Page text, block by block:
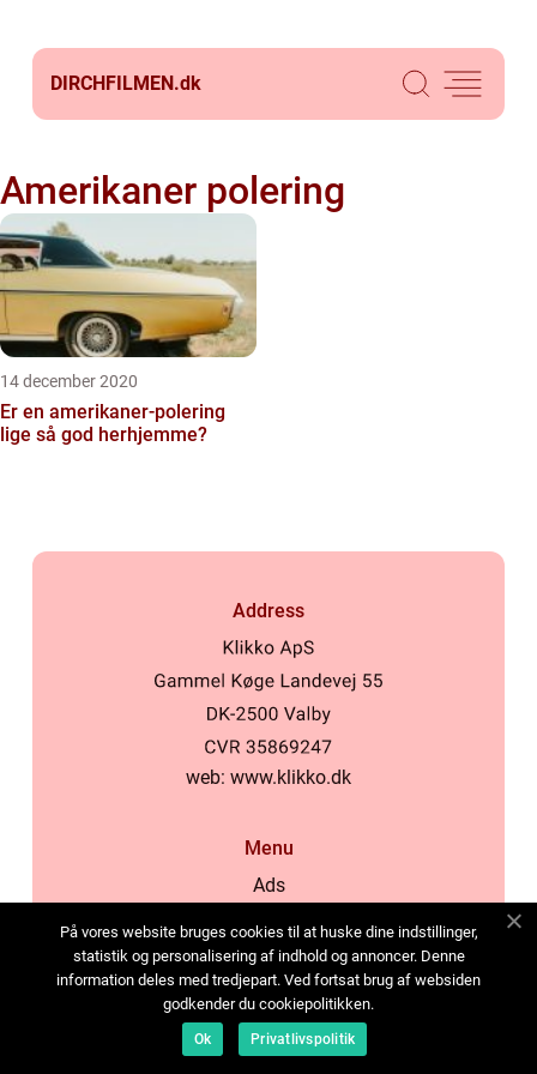
DIRCHFILMEN.dk
Amerikaner polering
14 december 2020
Er en amerikaner-polering
lige så god herhjemme?
Address
web: www.klikko.dk
Menu
Ads
Cookies
Contact
Sitemap
På vores website bruges cookies til at huske dine indstillinger,
statistik og personalisering af indhold og annoncer. Denne
information deles med tredjepart. Ved fortsat brug af websiden
godkender du cookiepolitikken.
Ok Privatlivspolitik